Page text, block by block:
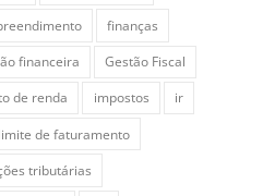
finanças
financeira
Gestão Fiscal
de renda impostos
ir
limite de faturamento
tributárias